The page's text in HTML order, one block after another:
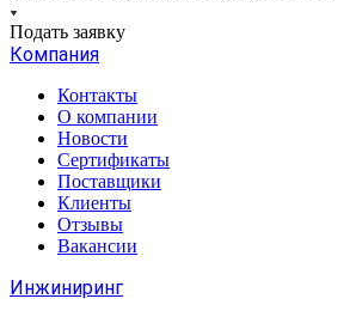
Подать заявку
Компания
Контакты
О компании
Новости
Сертификаты
Поставщики
Клиенты
Отзывы
Вакансии
Инжиниринг